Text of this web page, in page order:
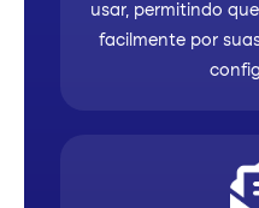
usar, permitindo
facilmente por